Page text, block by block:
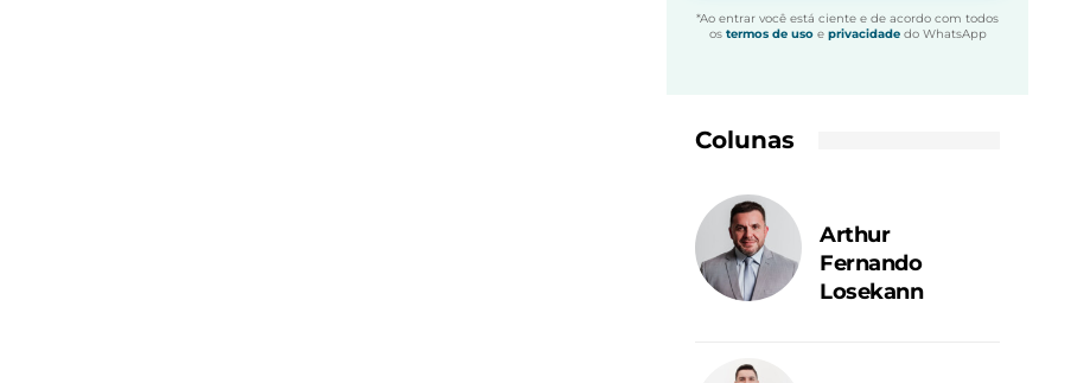
*Ao entrar você está ciente e de acordo com todos
os termos de usoe privacidadedo WhatsApp
Colunas
Arthur
Fernando
Losekann